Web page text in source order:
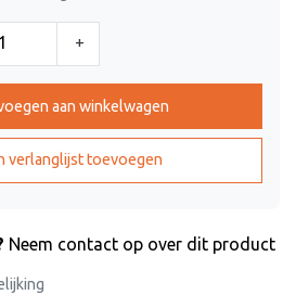
+
aan winkelwagen
verlanglijst toevoegen
Neem contact op over dit product